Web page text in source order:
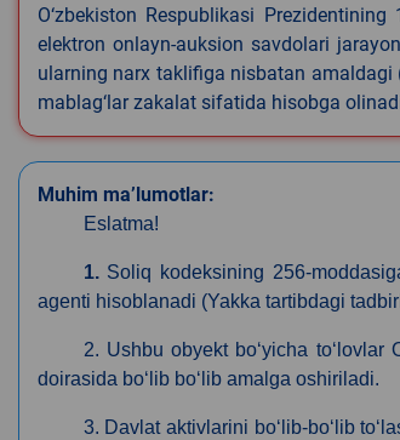
O‘zbekiston Respublikasi
elektron onlayn-auksion savdolari
ularning narx taklifiga nisbatan
mablag‘lar zakalat sifatida hisobga
Muhim ma’lumotlar:
Eslatma!
1.Soliq kodeksining 256-
agenti hisoblanadi (Yakka tartibdagi
2. Ushbu obyekt boʻyicha
doirasida boʻlib boʻlib amalga oshiriladi.
3. Davlat aktivlarini boʻlib-boʻlib